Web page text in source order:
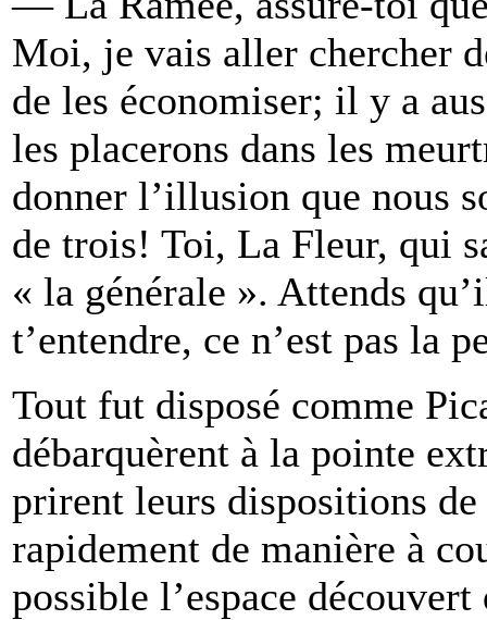
Moi, je vais aller chercher
de les économiser; il y a
les placerons dans les
donner l’illusion que nous
de trois! Toi, La Fleur, qui
« la générale ». Attends
t’entendre, ce n’est pas la
Tout fut disposé comme
débarquèrent à la pointe
prirent leurs dispositions
rapidement de manière à
possible l’espace